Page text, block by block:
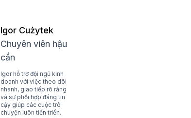
Igor Cużytek
Chuyên viên hậu
cần
Igor hỗ trợ đội ngũ kinh
doanh với việc theo dõi
nhanh, giao tiếp rõ ràng
và sự phối hợp đáng tin
cậy giúp các cuộc trò
chuyện luôn tiến triển.